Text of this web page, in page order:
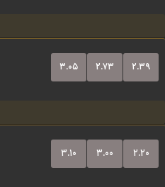
۳.۰۵ ۲.۷۳ ۲.۳۹
۳.۱۰ ۳.۰۰ ۲.۲۰